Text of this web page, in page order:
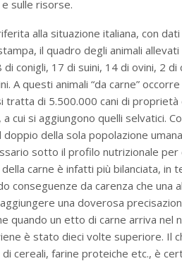
sulle risorse.
alla situazione italiana, con
il quadro degli animali
di conigli, 17 di suini, 14 di ovini, 2
A questi animali “da carne”
tratta di 5.500.000 cani di
cui si aggiungono quelli selvatici.
della sola popolazione
sotto il profilo nutrizionale
carne è infatti più bilanciata, in
conseguenze da carenza che
una doverosa
quando un etto di carne arriva nel
è stato dieci volte superiore. Il
di cereali, farine proteiche etc., è